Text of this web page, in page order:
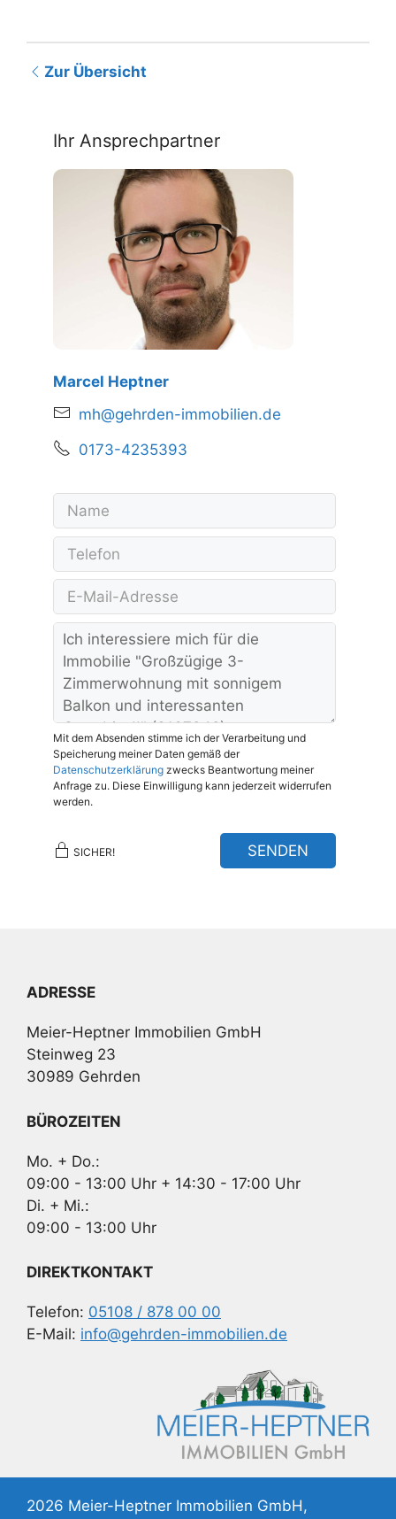
Zur Übersicht
Ihr Ansprechpartner
Marcel Heptner
mh@gehrden-immobilien.de
0173-4235393
Mit dem Absenden stimme ich der Verarbeitung und
Speicherung meiner Daten gemäß der
Datenschutzerklärung zwecks Beantwortung meiner
Anfrage zu. Diese Einwilligung kann jederzeit widerrufen
werden.
SICHER! SENDEN
ADRESSE
Meier-Heptner Immobilien GmbH
Steinweg 23
30989 Gehrden
BÜROZEITEN
Mo. + Do.:
09:00 - 13:00 Uhr + 14:30 - 17:00 Uhr
Di. + Mi.:
09:00 - 13:00 Uhr
DIREKTKONTAKT
Telefon: 05108 / 878 00 00
E-Mail: info@gehrden-immobilien.de
2026 Meier-Heptner Immobilien GmbH,